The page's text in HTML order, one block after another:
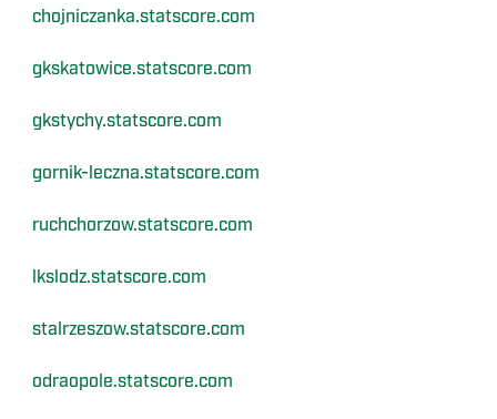
chojniczanka.statscore.com
gkskatowice.statscore.com
gkstychy.statscore.com
gornik-leczna.statscore.com
ruchchorzow.statscore.com
lkslodz.statscore.com
stalrzeszow.statscore.com
odraopole.statscore.com